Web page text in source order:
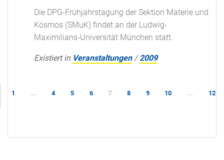
Die DPG-Frühjahrstagung der Sektion Materie und
Kosmos (SMuK) findet an der Ludwig-
Maximilians-Universität München statt.
Existiert in Veranstaltungen /2009
1 ... 4 5 6 7 8 9 10 ... 12